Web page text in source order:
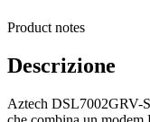
Product notes
Descrizione
Aztech DSL7002GRV-